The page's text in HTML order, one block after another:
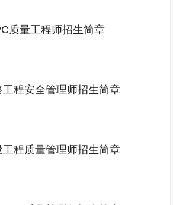
质量工程师招生简章
工程安全管理师招生简章
工程质量管理师招生简章